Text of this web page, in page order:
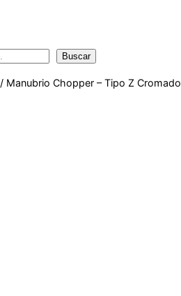
Buscar
/ Manubrio Chopper – Tipo Z Cromado